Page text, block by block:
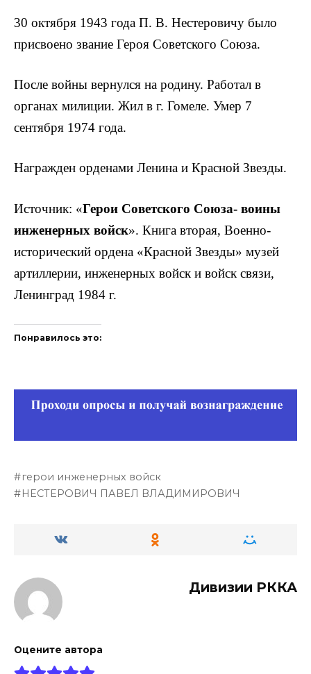
30 октября 1943 года П. В. Нестеровичу было
присвоено звание Героя Советского Союза.
После войны вернулся на родину. Работал в
органах милиции. Жил в г. Гомеле. Умер 7
сентября 1974 года.
Награжден орденами Ленина и Красной Звезды.
Источник: «Герои Советского Союза- воины
инженер­ных войск». Книга вторая, Военно-
исторический ордена «Красной Звезды» музей
артиллерии, инженерных войск и войск связи,
Ленинград 1984 г.
Понравилось это:
герои инженерных войск
НЕСТЕРОВИЧ ПАВЕЛ ВЛАДИМИРОВИЧ
Дивизии РККА
Оцените автора